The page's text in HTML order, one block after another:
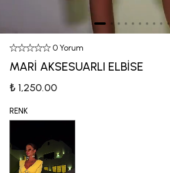
0 Yorum
MARİ AKSESUARLI ELBİSE
₺ 1,250.00
RENK